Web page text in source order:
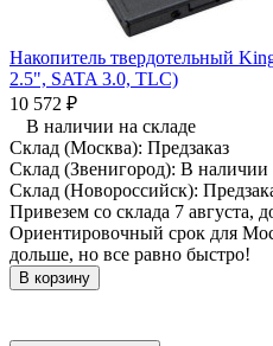
Накопитель твердотельный
2.5", SATA 3.0, TLC)
10 572 ₽
В наличии на складе
Склад (Москва): Предзаказ
Склад (Звенигород): В наличии
Склад (Новороссийск):
Привезем со склада 7 августа,
Ориентировочный срок для
дольше, но все равно быстро!
В корзину